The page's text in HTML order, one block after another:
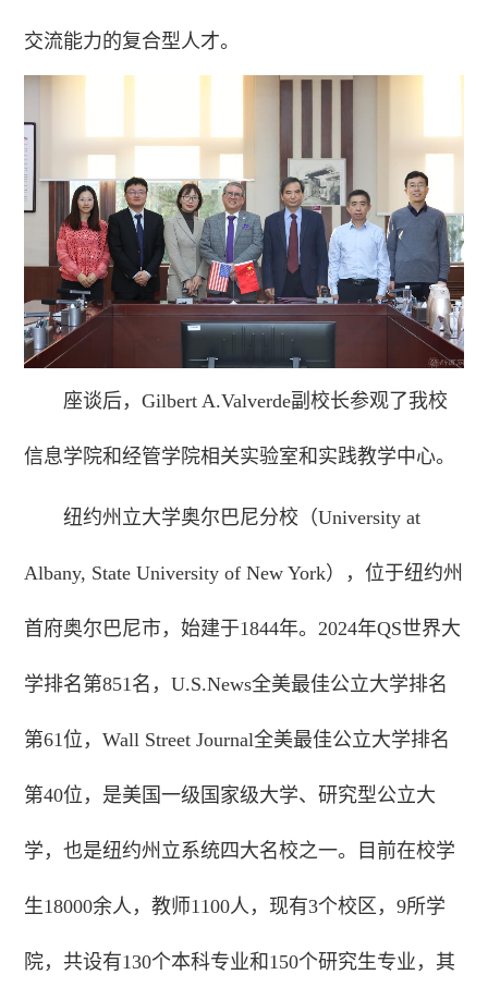
交流能力的复合型人才。
座谈后，Gilbert A.Valverde副校长参观了我校
信息学院和经管学院相关实验室和实践教学中心。
纽约州立大学奥尔巴尼分校（University at
Albany, State University of New York），位于纽约州
首府奥尔巴尼市，始建于1844年。2024年QS世界大
学排名第851名，U.S.News全美最佳公立大学排名
第61位，Wall Street Journal全美最佳公立大学排名
第40位，是美国一级国家级大学、研究型公立大
学，也是纽约州立系统四大名校之一。目前在校学
生18000余人，教师1100人，现有3个校区，9所学
院，共设有130个本科专业和150个研究生专业，其